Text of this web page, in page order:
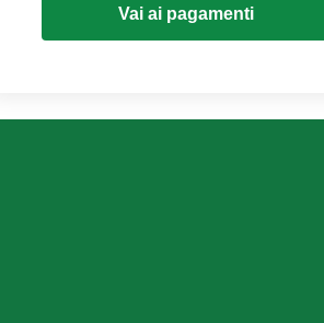
Vai ai pagamenti